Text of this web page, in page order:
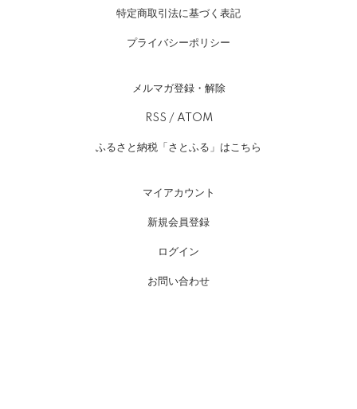
特定商取引法に基づく表記
プライバシーポリシー
メルマガ登録・解除
RSS / ATOM
ふるさと納税「さとふる」はこちら
マイアカウント
新規会員登録
ログイン
お問い合わせ